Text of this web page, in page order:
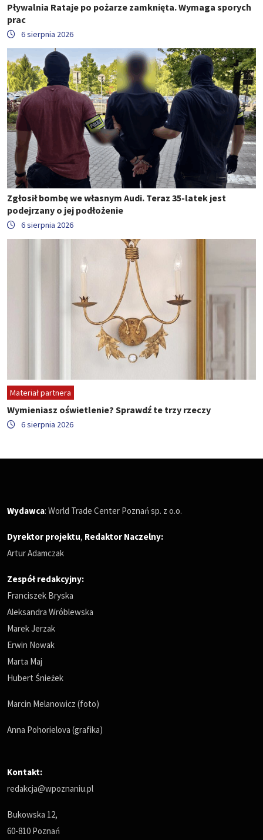
Pływalnia Rataje po pożarze zamknięta. Wymaga sporych
prac
6 sierpnia 2026
Zgłosił bombę we własnym Audi. Teraz 35-latek jest
podejrzany o jej podłożenie
6 sierpnia 2026
Materiał partnera
Wymieniasz oświetlenie? Sprawdź te trzy rzeczy
6 sierpnia 2026
Wydawca: World Trade Center Poznań sp. z o.o.
Dyrektor projektu, Redaktor Naczelny:
Artur Adamczak
Zespół redakcyjny:
Franciszek Bryska
Aleksandra Wróblewska
Marek Jerzak
Erwin Nowak
Marta Maj
Hubert Śnieżek
Marcin Melanowicz (foto)
Anna Pohorielova (grafika)
Kontakt:
redakcja@wpoznaniu.pl
Bukowska 12,
60-810 Poznań